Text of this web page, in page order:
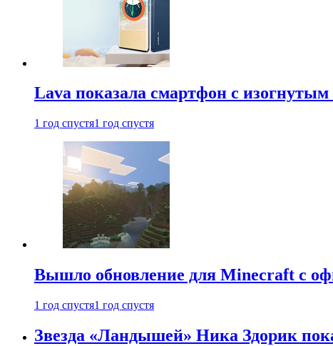
Lava показала смартфон с
1 год спустя1 год спустя
Вышло обновление для Minecraft с
1 год спустя1 год спустя
Звезда «Ландышей» Ника Здорик